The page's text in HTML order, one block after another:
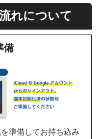
れについて
備
準備してお持ち込み